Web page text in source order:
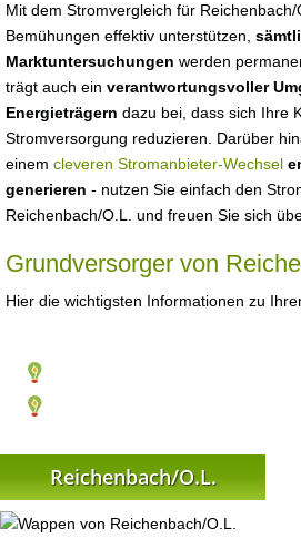
Mit dem Stromvergleich für
Bemühungen effektiv unterstützen,
Marktuntersuchungen werden
trägt auch ein verantwortungsvoller
Energieträgern dazu bei, dass sich Ihre
Stromversorgung reduzieren. Darüber
einem cleveren Stromanbieter-Wechsel
generieren - nutzen Sie einfach den
Reichenbach/O.L. und freuen Sie sich
Grundversorger von
Hier die wichtigsten Informationen zu
Reichenbach/O.L.